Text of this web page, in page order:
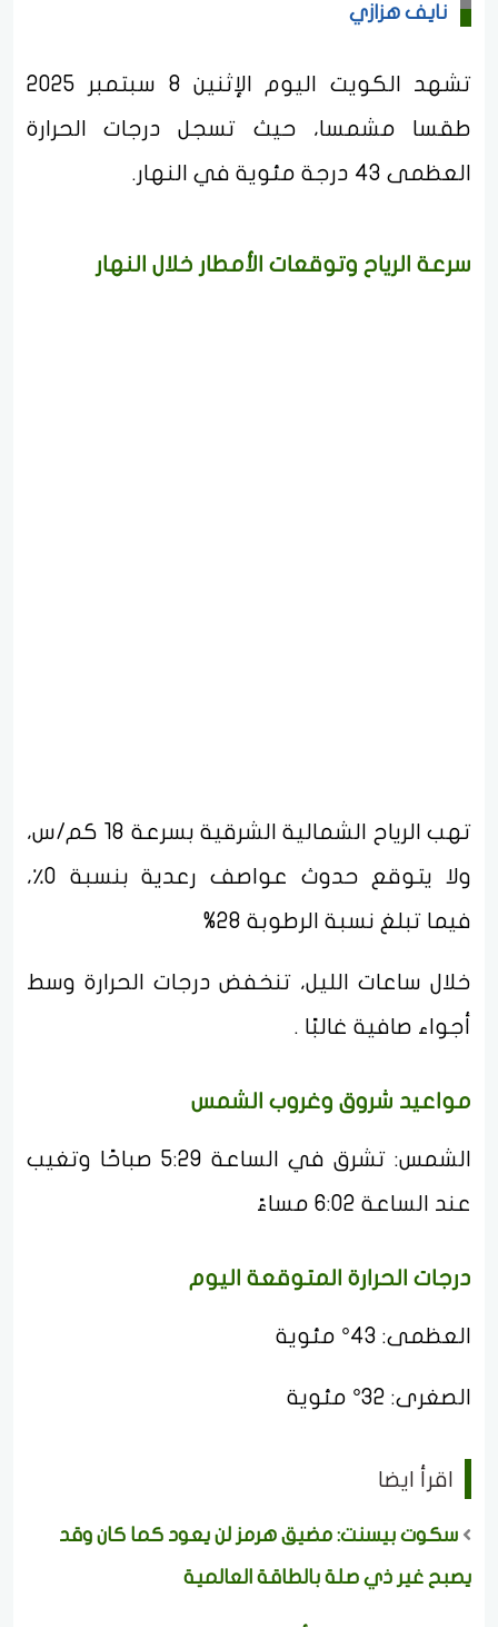
نايف هزازي
تشهد الكويت اليوم الإثنين 8 سبتمبر 2025
طقسا مشمسا، حيث تسجل درجات الحرارة
العظمى 43 درجة مئوية في النهار.
سرعة الرياح وتوقعات الأمطار خلال النهار
تهب الرياح الشمالية الشرقية بسرعة 18 كم/س،
ولا يتوقع حدوث عواصف رعدية بنسبة 0٪،
فيما تبلغ نسبة الرطوبة 28%
خلال ساعات الليل، تنخفض درجات الحرارة وسط
أجواء صافية غالبًا .
مواعيد شروق وغروب الشمس
الشمس: تشرق في الساعة 5:29 صباحًا وتغيب
عند الساعة 6:02 مساءً
درجات الحرارة المتوقعة اليوم
العظمى: 43° مئوية
الصغرى: 32° مئوية
اقرأ ايضا
سكوت بيسنت: مضيق هرمز لن يعود كما كان وقد
يصبح غير ذي صلة بالطاقة العالمية